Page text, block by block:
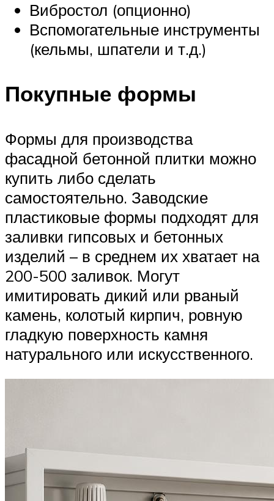
Вибростол (опционно)
Вспомогательные инструменты
(кельмы, шпатели и т.д.)
Покупные формы
Формы для производства
фасадной бетонной плитки можно
купить либо сделать
самостоятельно. Заводские
пластиковые формы подходят для
заливки гипсовых и бетонных
изделий – в среднем их хватает на
200-500 заливок. Могут
имитировать дикий или рваный
камень, колотый кирпич, ровную
гладкую поверхность камня
натурального или искусственного.